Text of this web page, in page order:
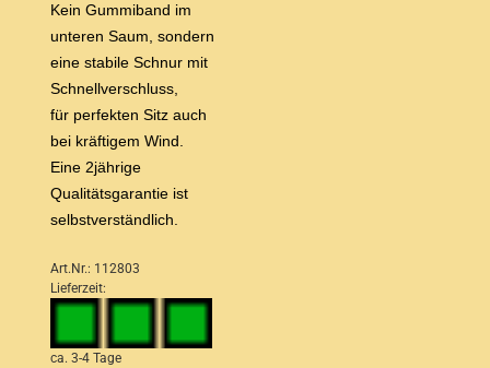
Kein Gummiband im
unteren Saum, sondern
eine stabile Schnur mit
Schnellverschluss,
für perfekten Sitz auch
bei kräftigem Wind.
Eine 2jährige
Qualitätsgarantie ist
selbstverständlich.
Art.Nr.: 112803
Lieferzeit:
ca. 3-4 Tage